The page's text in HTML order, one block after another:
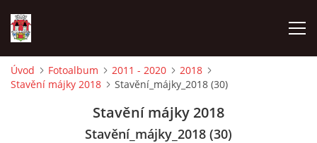
ÚVOD
Úvod Fotoalbum 2011 - 2020
2018
Stavění májky 2018
Stavění_májky_2018 (30)
Stavění májky 2018
Stavění_májky_2018 (30)